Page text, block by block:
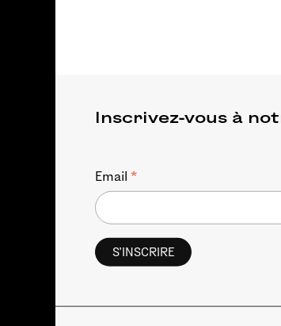
Inscrivez-vous à
Email *